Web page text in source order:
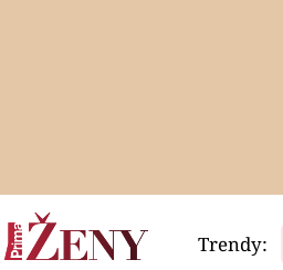
Video
Trendy: